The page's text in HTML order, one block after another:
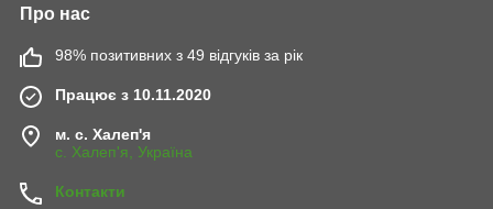
Про нас
98% позитивних з 49 відгуків за рік
Працює з 10.11.2020
м. с. Халеп'я
с. Халеп'я, Україна
Контакти